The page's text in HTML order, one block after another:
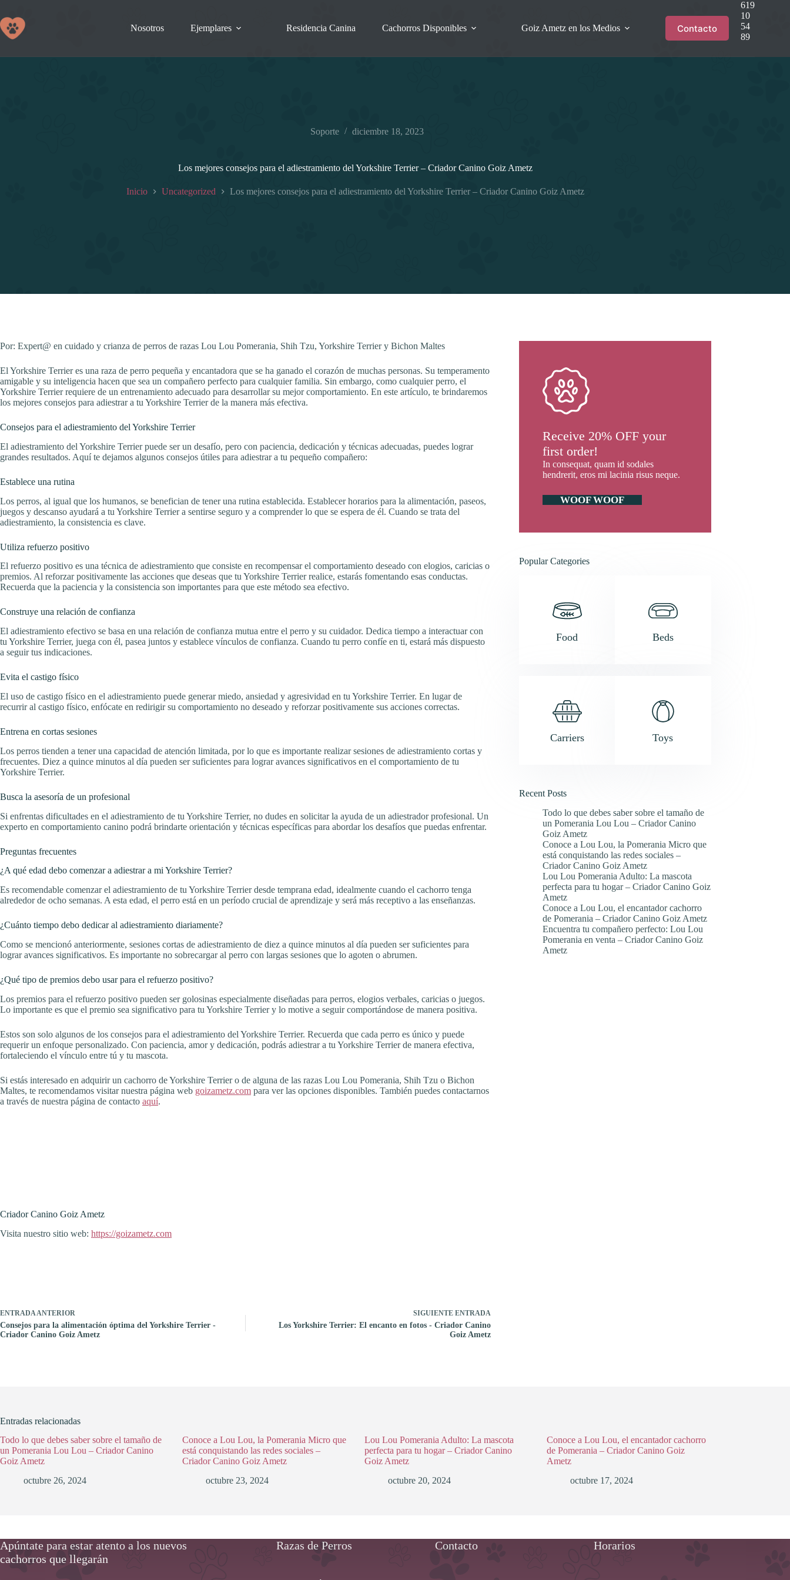
al
contenido
Nosotros Ejemplares Residencia Canina Cachorros Disponibles Goiz Ametz en los Medios Contacto
619
10
54
89
Soporte diciembre 18, 2023
Los mejores consejos para el adiestramiento del Yorkshire Terrier – Criador Canino Goiz Ametz
Inicio Uncategorized Los mejores consejos para el adiestramiento del Yorkshire Terrier – Criador Canino Goiz Ametz
Por: Expert@ en cuidado y crianza de perros de razas Lou Lou Pomerania, Shih Tzu, Yorkshire Terrier y Bichon Maltes
El Yorkshire Terrier es una raza de perro pequeña y encantadora que se ha ganado el corazón de muchas personas. Su temperamento
amigable y su inteligencia hacen que sea un compañero perfecto para cualquier familia. Sin embargo, como cualquier perro, el
Yorkshire Terrier requiere de un entrenamiento adecuado para desarrollar su mejor comportamiento. En este artículo, te brindaremos
los mejores consejos para adiestrar a tu Yorkshire Terrier de la manera más efectiva.
Consejos para el adiestramiento del Yorkshire Terrier
El adiestramiento del Yorkshire Terrier puede ser un desafío, pero con paciencia, dedicación y técnicas adecuadas, puedes lograr
grandes resultados. Aquí te dejamos algunos consejos útiles para adiestrar a tu pequeño compañero:
Establece una rutina
Los perros, al igual que los humanos, se benefician de tener una rutina establecida. Establecer horarios para la alimentación, paseos,
juegos y descanso ayudará a tu Yorkshire Terrier a sentirse seguro y a comprender lo que se espera de él. Cuando se trata del
adiestramiento, la consistencia es clave.
Utiliza refuerzo positivo
El refuerzo positivo es una técnica de adiestramiento que consiste en recompensar el comportamiento deseado con elogios, caricias o
premios. Al reforzar positivamente las acciones que deseas que tu Yorkshire Terrier realice, estarás fomentando esas conductas.
Recuerda que la paciencia y la consistencia son importantes para que este método sea efectivo.
Construye una relación de confianza
El adiestramiento efectivo se basa en una relación de confianza mutua entre el perro y su cuidador. Dedica tiempo a interactuar con
tu Yorkshire Terrier, juega con él, pasea juntos y establece vínculos de confianza. Cuando tu perro confíe en ti, estará más dispuesto
a seguir tus indicaciones.
Evita el castigo físico
El uso de castigo físico en el adiestramiento puede generar miedo, ansiedad y agresividad en tu Yorkshire Terrier. En lugar de
recurrir al castigo físico, enfócate en redirigir su comportamiento no deseado y reforzar positivamente sus acciones correctas.
Entrena en cortas sesiones
Los perros tienden a tener una capacidad de atención limitada, por lo que es importante realizar sesiones de adiestramiento cortas y
frecuentes. Diez a quince minutos al día pueden ser suficientes para lograr avances significativos en el comportamiento de tu
Yorkshire Terrier.
Busca la asesoría de un profesional
Si enfrentas dificultades en el adiestramiento de tu Yorkshire Terrier, no dudes en solicitar la ayuda de un adiestrador profesional. Un
experto en comportamiento canino podrá brindarte orientación y técnicas específicas para abordar los desafíos que puedas enfrentar.
Preguntas frecuentes
¿A qué edad debo comenzar a adiestrar a mi Yorkshire Terrier?
Es recomendable comenzar el adiestramiento de tu Yorkshire Terrier desde temprana edad, idealmente cuando el cachorro tenga
alrededor de ocho semanas. A esta edad, el perro está en un período crucial de aprendizaje y será más receptivo a las enseñanzas.
¿Cuánto tiempo debo dedicar al adiestramiento diariamente?
Como se mencionó anteriormente, sesiones cortas de adiestramiento de diez a quince minutos al día pueden ser suficientes para
lograr avances significativos. Es importante no sobrecargar al perro con largas sesiones que lo agoten o abrumen.
¿Qué tipo de premios debo usar para el refuerzo positivo?
Los premios para el refuerzo positivo pueden ser golosinas especialmente diseñadas para perros, elogios verbales, caricias o juegos.
Lo importante es que el premio sea significativo para tu Yorkshire Terrier y lo motive a seguir comportándose de manera positiva.
Estos son solo algunos de los consejos para el adiestramiento del Yorkshire Terrier. Recuerda que cada perro es único y puede
requerir un enfoque personalizado. Con paciencia, amor y dedicación, podrás adiestrar a tu Yorkshire Terrier de manera efectiva,
fortaleciendo el vínculo entre tú y tu mascota.
Si estás interesado en adquirir un cachorro de Yorkshire Terrier o de alguna de las razas Lou Lou Pomerania, Shih Tzu o Bichon
Maltes, te recomendamos visitar nuestra página web goizametz.com para ver las opciones disponibles. También puedes contactarnos
a través de nuestra página de contacto aquí.
Criador Canino Goiz Ametz
Visita nuestro sitio web: https://goizametz.com
ENTRADA ANTERIOR
Consejos para la alimentación óptima del Yorkshire Terrier -
Criador Canino Goiz Ametz
SIGUIENTE ENTRADA
Los Yorkshire Terrier: El encanto en fotos - Criador Canino
Goiz Ametz
Receive 20% OFF your
first order!
In consequat, quam id sodales
hendrerit, eros mi lacinia risus neque.
WOOF WOOF
Popular Categories
Food Beds
Carriers Toys
Recent Posts
Todo lo que debes saber sobre el tamaño de
un Pomerania Lou Lou – Criador Canino
Goiz Ametz
Conoce a Lou Lou, la Pomerania Micro que
está conquistando las redes sociales –
Criador Canino Goiz Ametz
Lou Lou Pomerania Adulto: La mascota
perfecta para tu hogar – Criador Canino Goiz
Ametz
Conoce a Lou Lou, el encantador cachorro
de Pomerania – Criador Canino Goiz Ametz
Encuentra tu compañero perfecto: Lou Lou
Pomerania en venta – Criador Canino Goiz
Ametz
Entradas relacionadas
Todo lo que debes saber sobre el tamaño de
un Pomerania Lou Lou – Criador Canino
Goiz Ametz
octubre 26, 2024
Conoce a Lou Lou, la Pomerania Micro que
está conquistando las redes sociales –
Criador Canino Goiz Ametz
octubre 23, 2024
Lou Lou Pomerania Adulto: La mascota
perfecta para tu hogar – Criador Canino
Goiz Ametz
octubre 20, 2024
Conoce a Lou Lou, el encantador cachorro
de Pomerania – Criador Canino Goiz
Ametz
octubre 17, 2024
Apúntate para estar atento a los nuevos
cachorros que llegarán
Razas de Perros Contacto Horarios